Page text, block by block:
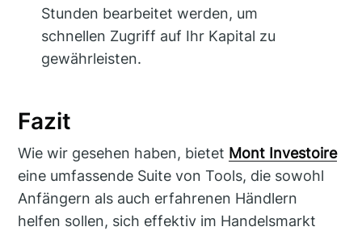
Stunden bearbeitet werden, um
schnellen Zugriff auf Ihr Kapital zu
gewährleisten.
Fazit
Wie wir gesehen haben, bietet Mont Investoire
eine umfassende Suite von Tools, die sowohl
Anfängern als auch erfahrenen Händlern
helfen sollen, sich effektiv im Handelsmarkt